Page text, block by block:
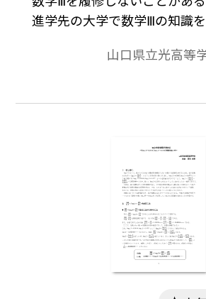
進学先の大学で数学Ⅲの知識
惑う学生が見られる。本稿で
数を扱うことになった学生（
の質問を受け，数学Ⅲ未履修
やりながら説明をしたことを
察する。※文中の数式は，「
ィタ」で作成されています。
式を正しく表示するためには
エディタ」が導入されている
す。会員向け無償ダウンロー
山口県立光高等